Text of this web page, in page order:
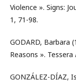
Violence ». Signs:
1, 71-98.
GODARD, Barbara
Reasons ».
GONZÁLEZ-DÍAZ,